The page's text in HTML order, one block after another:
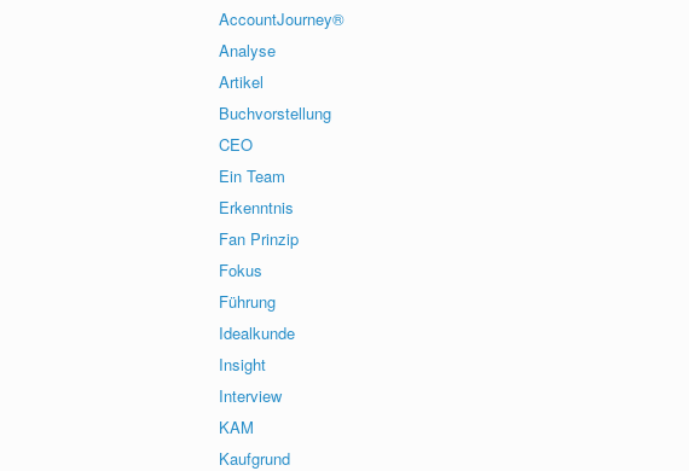
AccountJourney®
Analyse
Artikel
Buchvorstellung
CEO
Ein Team
Erkenntnis
Fan Prinzip
Fokus
Führung
Idealkunde
Insight
Interview
KAM
Kaufgrund